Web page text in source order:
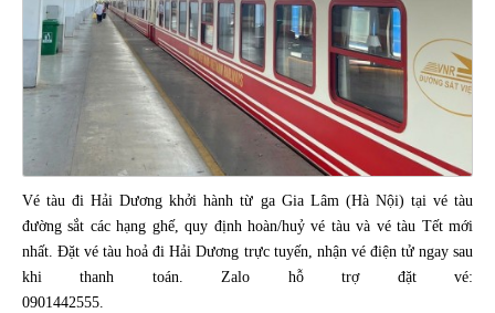
Vé tàu đi Hải Dương khởi hành từ ga Gia Lâm (Hà Nội) tại vé tàu
đường sắt các hạng ghế, quy định hoàn/huỷ vé tàu và vé tàu Tết mới
nhất. Đặt vé tàu hoả đi Hải Dương trực tuyến, nhận vé điện tử ngay sau
khi thanh toán. Zalo hỗ trợ đặt vé:
0901442555.